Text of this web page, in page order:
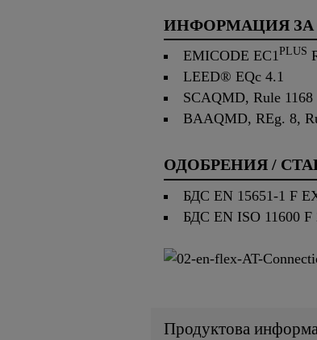
ИНФОРМАЦИЯ ЗА
EMICODE EC1PLUS
LEED® EQc 4.1
SCAQMD, Rule 1168
BAAQMD, REg. 8,
ОДОБРЕНИЯ /
БДС EN 15651-1 F
БДС EN ISO 11600 F
Продуктова